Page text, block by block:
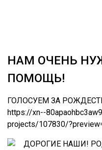
НАМ ОЧЕНЬ
ПОМОЩЬ!
ГОЛОСУЕМ ЗА
https://xn--
projects/107830/
ДОРОГИЕ НАШИ!